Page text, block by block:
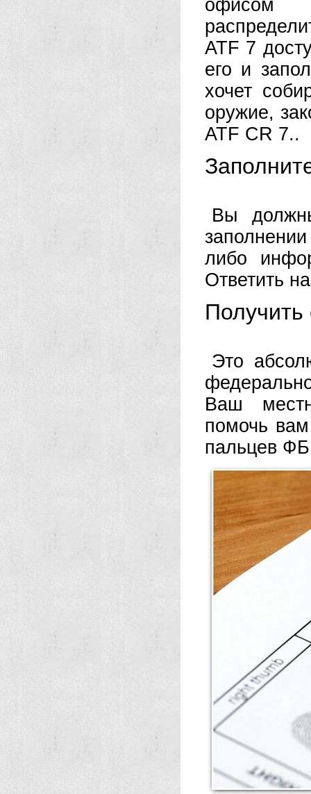
офисом
ATF 7
его и
хочет
оружие,
ATF CR 7..
Вы
либо
Ответить
Получить
Это
Ваш
помочь
пальцев